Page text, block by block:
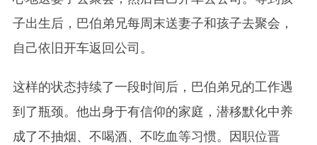
子出生后，巴伯弟兄每周末送妻子和孩子去聚会，
自己依旧开车返回公司。
这样的状态持续了一段时间后，巴伯弟兄的工作遇
到了瓶颈。他出身于有信仰的家庭，潜移默化中养
成了不抽烟、不喝酒、不吃血等习惯。因职位晋